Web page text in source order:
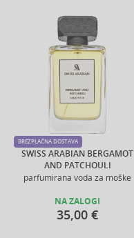
SWISS ARABIAN BERGAMOT
AND PATCHOULI
parfumirana voda za moške
BREZPLAČNA DOSTAVA
NA ZALOGI
35,00 €